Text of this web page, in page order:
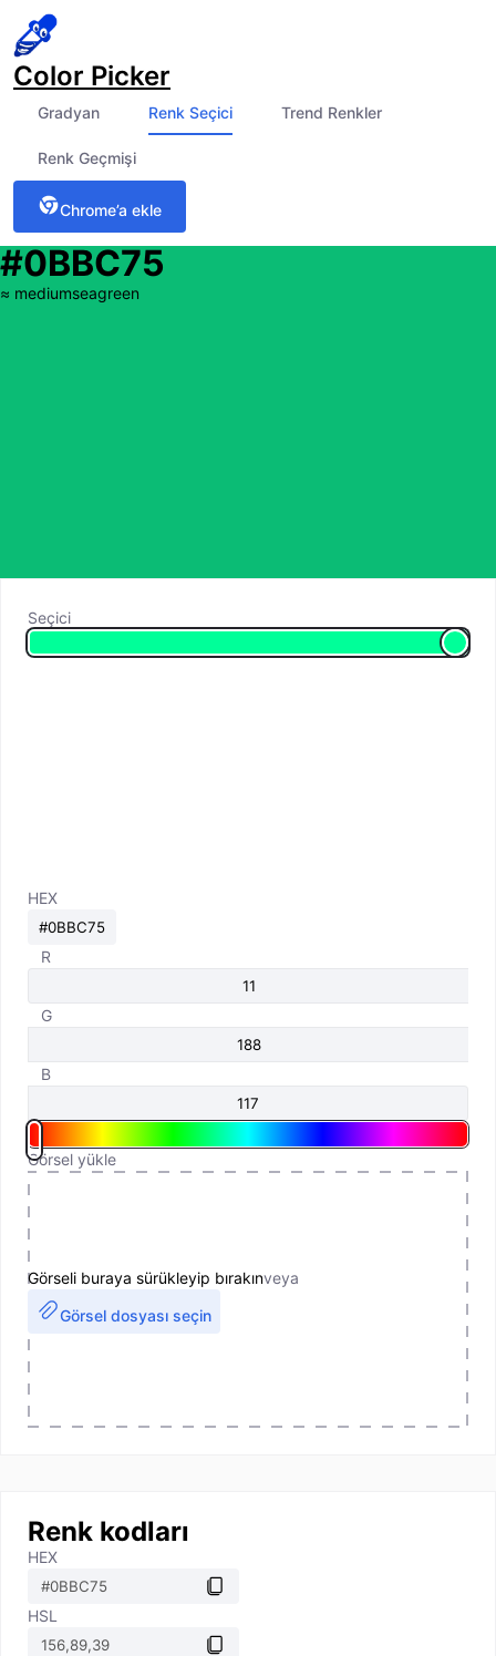
Color Picker
Gradyan Renk Seçici Trend Renkler
Renk Geçmişi
Chrome’a ekle
#0BBC75
≈ mediumseagreen
Seçici
HEX
R
G
B
Görsel yükle
Görseli buraya sürükleyip bırakınveya
Görsel dosyası seçin
Renk kodları
HEX
HSL